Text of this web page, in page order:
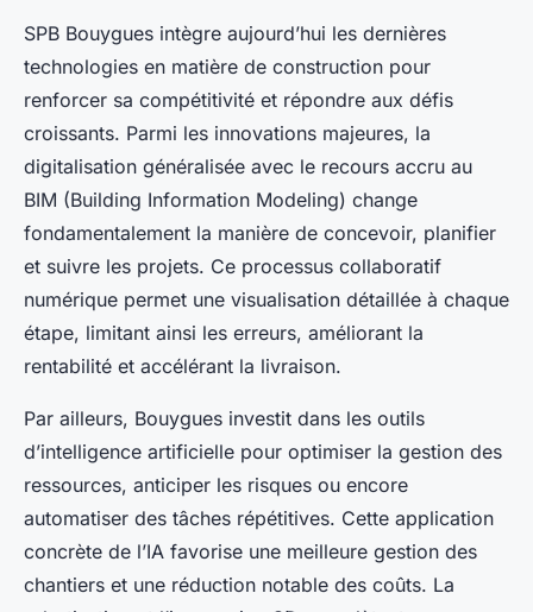
SPB Bouygues intègre aujourd’hui les dernières
technologies en matière de construction pour
renforcer sa compétitivité et répondre aux défis
croissants. Parmi les innovations majeures, la
digitalisation généralisée avec le recours accru au
BIM (Building Information Modeling) change
fondamentalement la manière de concevoir, planifier
et suivre les projets. Ce processus collaboratif
numérique permet une visualisation détaillée à chaque
étape, limitant ainsi les erreurs, améliorant la
rentabilité et accélérant la livraison.
Par ailleurs, Bouygues investit dans les outils
d’intelligence artificielle pour optimiser la gestion des
ressources, anticiper les risques ou encore
automatiser des tâches répétitives. Cette application
concrète de l’IA favorise une meilleure gestion des
chantiers et une réduction notable des coûts. La